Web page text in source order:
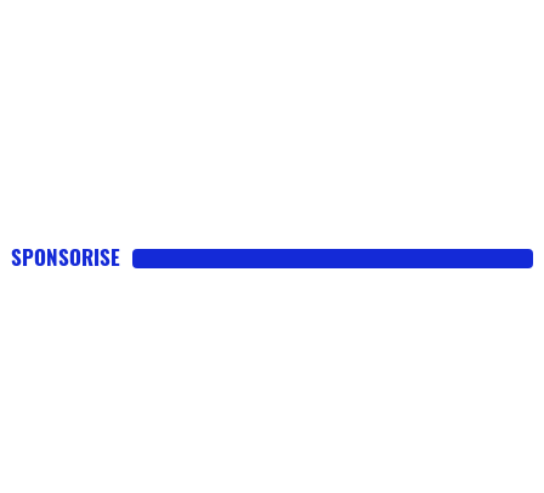
SPONSORISE